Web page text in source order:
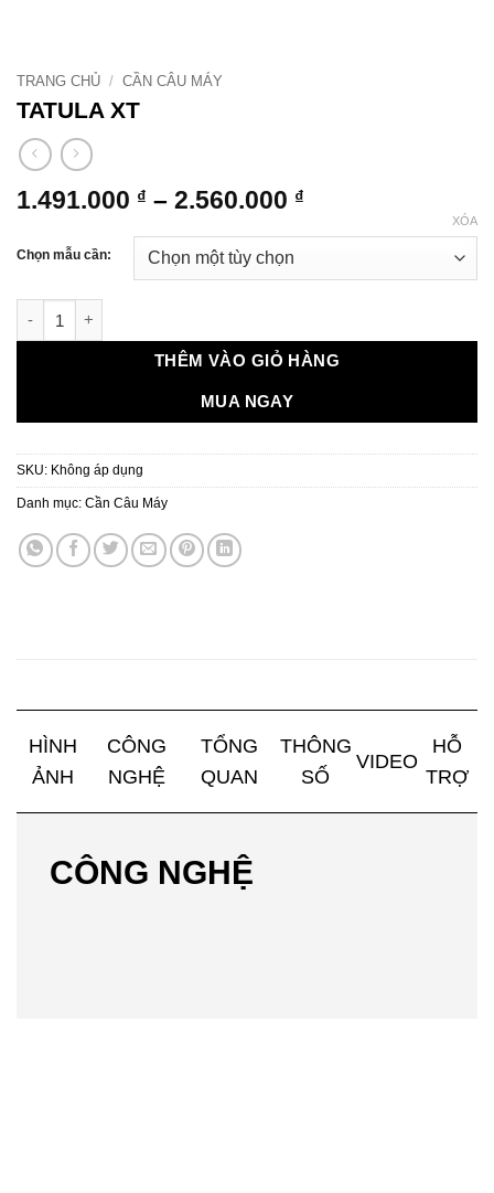
TRANG CHỦ / CẦN CÂU MÁY
TATULA XT
1.491.000 ₫ – 2.560.000 ₫
1.491.000 ₫
Chọn mẫu cần:
XÓA
THÊM VÀO GIỎ HÀNG
MUA NGAY
SKU: Không áp dụng
Danh mục: Cần Câu Máy
HÌNH
ẢNH
CÔNG
NGHỆ
TỔNG
QUAN
THÔNG
SỐ
VIDEO
HỖ
TRỢ
CÔNG NGHỆ